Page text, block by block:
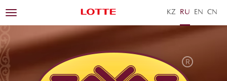
KZ RU EN ZH
Toggle
navigation